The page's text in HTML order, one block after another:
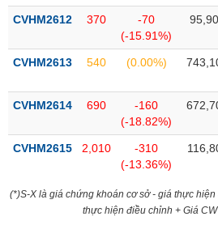
niêm
yết
Theo
dõi
biệt
được
CVHM2612 370
-70
(-15.91%)
CVHM2613 540 (0.00%)
CVHM2614 690
-160
(-18.82%)
CVHM2615 2,010
-310
(-13.36%)
(*)S-X là giá chứng khoán cơ sở - giá thực
thực hiện điều chỉnh + Giá
CÔNG
ĐẦU
TƯ
LIỆU